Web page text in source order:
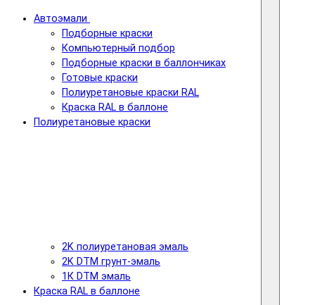
Автоэмали
Подборные краски
Компьютерный подбор
Подборные краски в баллончиках
Готовые краски
Полиуретановые краски RAL
Краска RAL в баллоне
Полиуретановые краски
2K полиуретановая эмаль
2K DTM грунт-эмаль
1К DTM эмаль
Краска RAL в баллоне